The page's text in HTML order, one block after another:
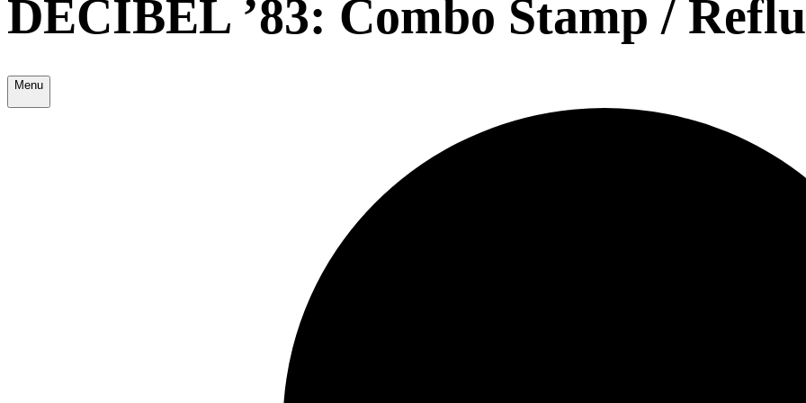
DECIBEL ’83: Combo Stamp /
Menu